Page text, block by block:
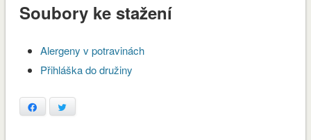
Soubory ke stažení
Alergeny v potravinách
Přihláška do družiny
Facebook